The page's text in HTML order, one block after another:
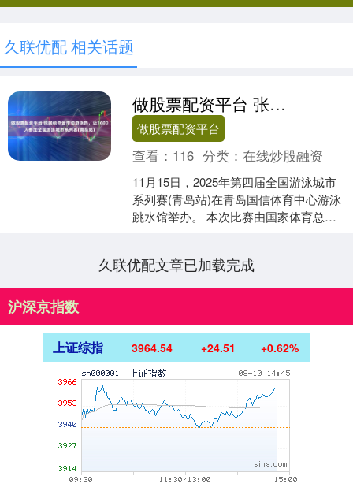
久联优配 相关话题
做股票配资平台 张展硕夺金带动游泳热，近1600人参加全国游泳城市系列赛(青岛站)
做股票配资平台
查看： 116 分类：在线炒股融资
11月15日，2025年第四届全国游泳城市
系列赛(青岛站)在青岛国信体育中心游泳
跳水馆举办。 本次比赛由国家体育总局
久联优配文章已加载完成
沪深京指数
上证综指 3964.54 +24.51 +0.62%